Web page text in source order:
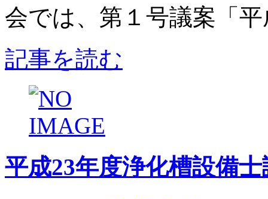
会では、第１号議案「
記事を読む
平成23年度浄化槽設備